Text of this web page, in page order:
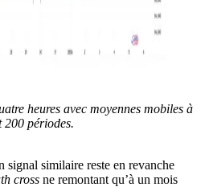
heures avec moyennes mobiles à
200 périodes.
signal similaire reste en revanche
cross ne remontant qu’à un mois